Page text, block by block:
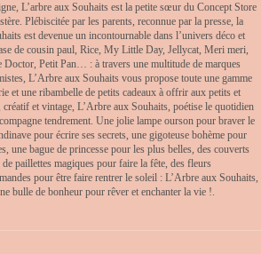
L’arbre aux Souhaits est la petite sœur du Concept Store
Plébiscitée par les parents, reconnue par la presse, la
est devenue un incontournable dans l’univers déco et
de cousin paul, Rice, My Little Day, Jellycat, Meri meri,
Petit Pan… : à travers une multitude de marques
L’Arbre aux Souhaits vous propose toute une gamme
et une ribambelle de petits cadeaux à offrir aux petits et
et vintage, L’Arbre aux Souhaits, poétise le quotidien
tendrement. Une jolie lampe ourson pour braver le
pour écrire ses secrets, une gigoteuse bohème pour
une bague de princesse pour les plus belles, des couverts
paillettes magiques pour faire la fête, des fleurs
pour être faire rentrer le soleil : L’Arbre aux Souhaits,
bulle de bonheur pour rêver et enchanter la vie !.